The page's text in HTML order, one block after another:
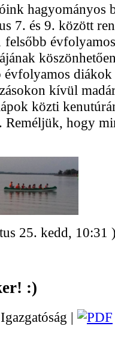
hagyományos
7. és 9. között
felsőbb
diákok
kívül
közti
Reméljük, hogy
25. kedd, 10:31
:)
|